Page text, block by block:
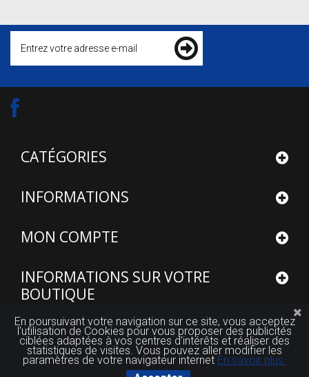
CATÉGORIES
INFORMATIONS
© 2015 - 2026 Site réalisé par FUTUROSOFT™
MON COMPTE
INFORMATIONS SUR VOTRE
BOUTIQUE
En poursuivant votre navigation sur ce site, vous acceptez
l'utilisation de Cookies pour vous proposer des publicités
ciblées adaptées à vos centres d'intérêts et réaliser des
statistiques de visites. Vous pouvez aller modifier les
paramètres de votre navigateur internet En savoir plus.